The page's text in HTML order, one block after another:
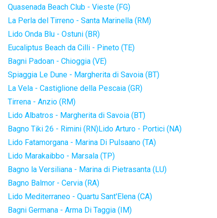
Quasenada Beach Club - Vieste (FG)
La Perla del Tirreno - Santa Marinella (RM)
Lido Onda Blu - Ostuni (BR)
Eucaliptus Beach da Cilli - Pineto (TE)
Bagni Padoan - Chioggia (VE)
Spiaggia Le Dune - Margherita di Savoia (BT)
La Vela - Castiglione della Pescaia (GR)
Tirrena - Anzio (RM)
Lido Albatros - Margherita di Savoia (BT)
Bagno Tiki 26 - Rimini (RN)Lido Arturo - Portici (NA)
Lido Fatamorgana - Marina Di Pulsaano (TA)
Lido Marakaibbo - Marsala (TP)
Bagno la Versiliana - Marina di Pietrasanta (LU)
Bagno Balmor - Cervia (RA)
Lido Mediterraneo - Quartu Sant'Elena (CA)
Bagni Germana - Arma Di Taggia (IM)